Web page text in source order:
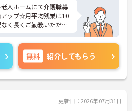
人ホームにて介護職募
ップ☆月平均残業は10
く長くご勤務いただけ
策ポイントなど、さら
気軽にご相談くださ
無料 紹介してもらう
更新日：2026年07月31日